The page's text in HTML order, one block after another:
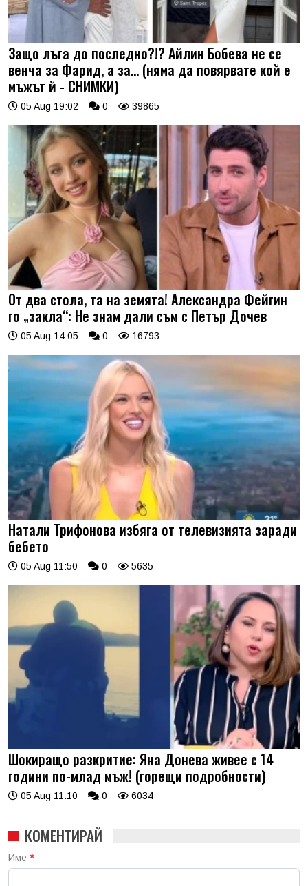
Защо лъга до последно?!? Айлин Бобева не се
венча за Фарид, а за... (няма да повярвате кой е
мъжът й - СНИМКИ)
05 Aug 19:02 0 39865
От два стола, та на земята! Александра Фейгин
го „закла“: Не знам дали съм с Петър Дочев
05 Aug 14:05 0 16793
Натали Трифонова избяга от телевизията заради
бебето
05 Aug 11:50 0 5635
Шокиращо разкритие: Яна Донева живее с 14
години по-млад мъж! (горещи подробности)
05 Aug 11:10 0 6034
КОМЕНТИРАЙ
Име *